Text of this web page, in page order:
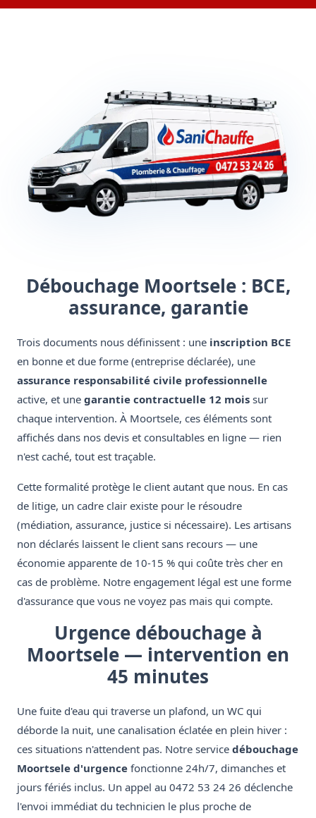
Débouchage Moortsele : BCE,
assurance, garantie
Trois documents nous définissent : une inscription BCE
en bonne et due forme (entreprise déclarée), une
assurance responsabilité civile professionnelle
active, et une garantie contractuelle 12 mois sur
chaque intervention. À Moortsele, ces éléments sont
affichés dans nos devis et consultables en ligne — rien
n'est caché, tout est traçable.
Cette formalité protège le client autant que nous. En cas
de litige, un cadre clair existe pour le résoudre
(médiation, assurance, justice si nécessaire). Les artisans
non déclarés laissent le client sans recours — une
économie apparente de 10-15 % qui coûte très cher en
cas de problème. Notre engagement légal est une forme
d'assurance que vous ne voyez pas mais qui compte.
Urgence débouchage à
Moortsele — intervention en
45 minutes
Une fuite d'eau qui traverse un plafond, un WC qui
déborde la nuit, une canalisation éclatée en plein hiver :
ces situations n'attendent pas. Notre service débouchage
Moortsele d'urgence fonctionne 24h/7, dimanches et
jours fériés inclus. Un appel au 0472 53 24 26 déclenche
l'envoi immédiat du technicien le plus proche de